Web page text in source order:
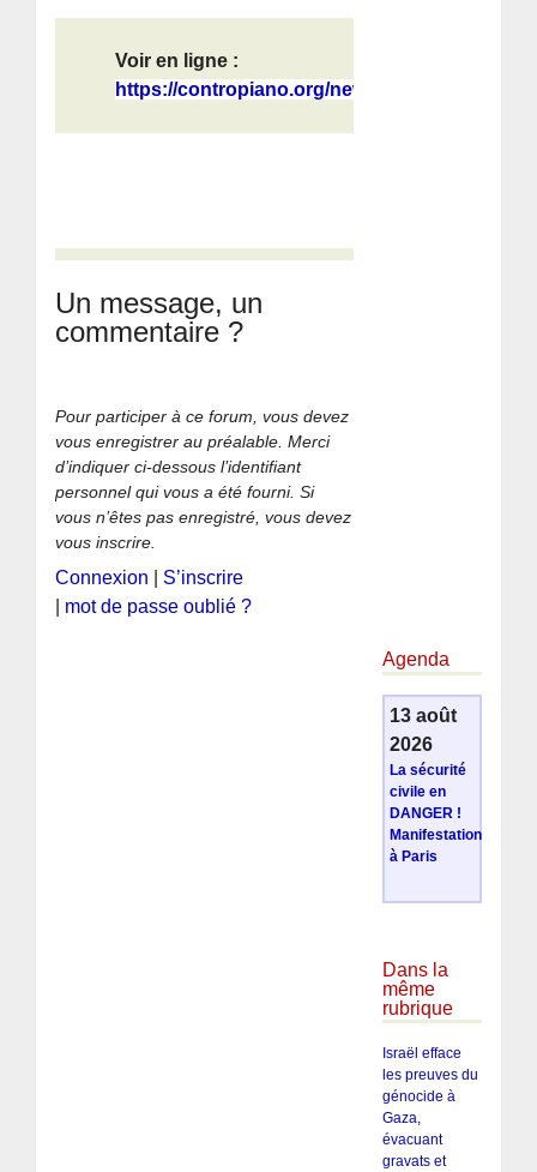
Voir en ligne :
https://contropiano.org/news/intern...
Un message, un
commentaire ?
Pour participer à ce forum, vous devez
vous enregistrer au préalable. Merci
d’indiquer ci-dessous l’identifiant
personnel qui vous a été fourni. Si
vous n’êtes pas enregistré, vous devez
vous inscrire.
Connexion
S’inscrire
mot de passe oublié ?
Agenda
13 août
2026
La sécurité
civile en
DANGER !
Manifestation
à Paris
Dans la
même
rubrique
Israël efface
les preuves du
génocide à
Gaza,
évacuant
gravats et